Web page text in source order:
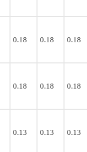
0.18 0.18 0.18
0.18 0.18 0.18
0.13 0.13 0.13